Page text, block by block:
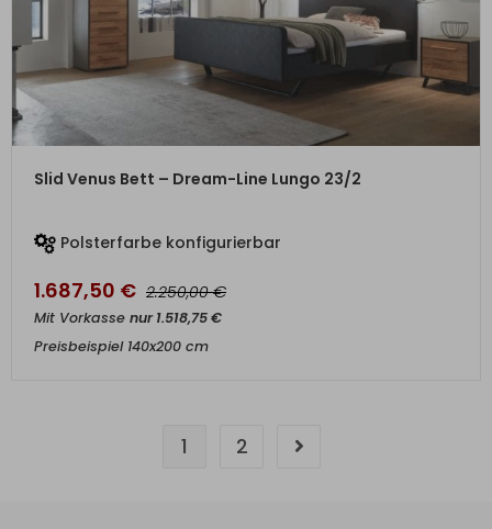
ZUM PRODUKT
Slid Venus Bett – Dream-Line Lungo 23/2
Polsterfarbe konfigurierbar
1.687,50 € 2.250,00€
Mit Vorkasse nur1.518,75€
Preisbeispiel 140x200 cm
1 2